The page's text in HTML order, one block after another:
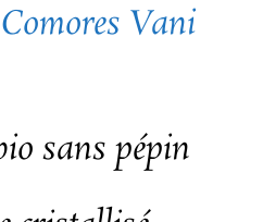
Vani
sans pépin